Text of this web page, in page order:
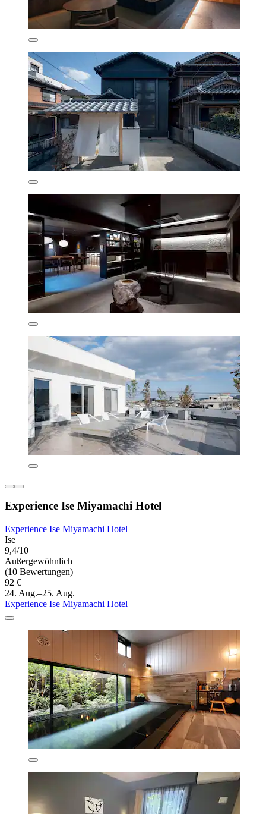
Experience Ise Miyamachi Hotel
Experience Ise Miyamachi Hotel
Ise
9,4/10
Außergewöhnlich
(10 Bewertungen)
92 €
24. Aug.–25. Aug.
Experience Ise Miyamachi Hotel